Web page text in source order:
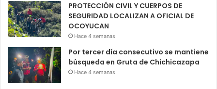
PROTECCIÓN CIVIL Y CUERPOS DE
SEGURIDAD LOCALIZAN A OFICIAL DE
OCOYUCAN
Hace 4 semanas
Por tercer día consecutivo se mantiene
búsqueda en Gruta de Chichicazapa
Hace 4 semanas